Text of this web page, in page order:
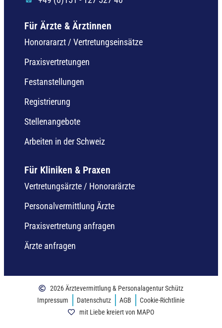
Für Ärzte & Ärztinnen
Honorararzt / Vertretungseinsätze
Praxisvertretungen
Festanstellungen
Registrierung
Stellenangebote
Arbeiten in der Schweiz
Für Kliniken & Praxen
Vertretungsärzte / Honorarärzte
Personalvermittlung Ärzte
Praxisvertretung anfragen
Ärzte anfragen
2026 Ärztevermittlung & Personalagentur Schütz
Impressum
Datenschutz AGB
Cookie-Richtlinie
mit Liebe kreiert von MAPO